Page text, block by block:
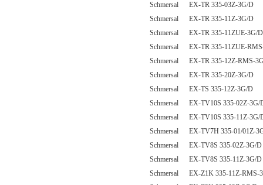
Schmersal EX-TR 335-03Z-3G/D
Schmersal EX-TR 335-11Z-3G/D
Schmersal EX-TR 335-11ZUE-3G/D
Schmersal EX-TR 335-11ZUE-
Schmersal EX-TR 335-12Z-RMS-
Schmersal EX-TR 335-20Z-3G/D
Schmersal EX-TS 335-12Z-3G/D
Schmersal EX-TV10S 335-02Z-3G/
Schmersal EX-TV10S 335-11Z-3G/
Schmersal EX-TV7H 335-01/01Z-
Schmersal EX-TV8S 335-02Z-3G/D
Schmersal EX-TV8S 335-11Z-3G/D
Schmersal EX-Z1K 335-11Z-RMS-